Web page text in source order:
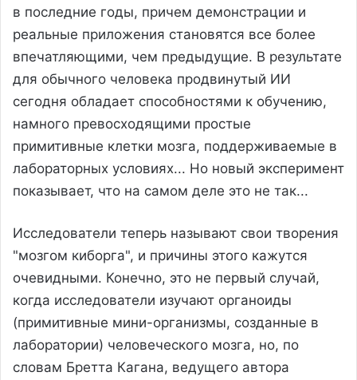
в последние годы, причем демонстрации и
реальные приложения становятся все более
впечатляющими, чем предыдущие. В результате
для обычного человека продвинутый ИИ
сегодня обладает способностями к обучению,
намного превосходящими простые
примитивные клетки мозга, поддерживаемые в
лабораторных условиях... Но новый эксперимент
показывает, что на самом деле это не так...
Исследователи теперь называют свои творения
"мозгом киборга", и причины этого кажутся
очевидными. Конечно, это не первый случай,
когда исследователи изучают органоиды
(примитивные мини-организмы, созданные в
лаборатории) человеческого мозга, но, по
словам Бретта Кагана, ведущего автора